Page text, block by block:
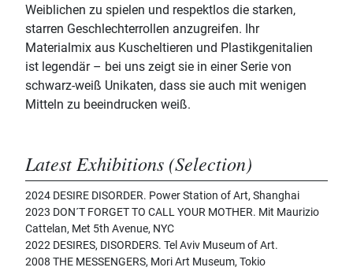
Weiblichen zu spielen und respektlos die starken,
starren Geschlechterrollen anzugreifen. Ihr
Materialmix aus Kuscheltieren und Plastikgenitalien
ist legendär – bei uns zeigt sie in einer Serie von
schwarz-weiß Unikaten, dass sie auch mit wenigen
Mitteln zu beeindrucken weiß.
Latest Exhibitions (Selection)
2024 DESIRE DISORDER. Power Station of Art, Shanghai
2023 DON´T FORGET TO CALL YOUR MOTHER. Mit Maurizio
Cattelan, Met 5th Avenue, NYC
2022 DESIRES, DISORDERS. Tel Aviv Museum of Art.
2008 THE MESSENGERS, Mori Art Museum, Tokio